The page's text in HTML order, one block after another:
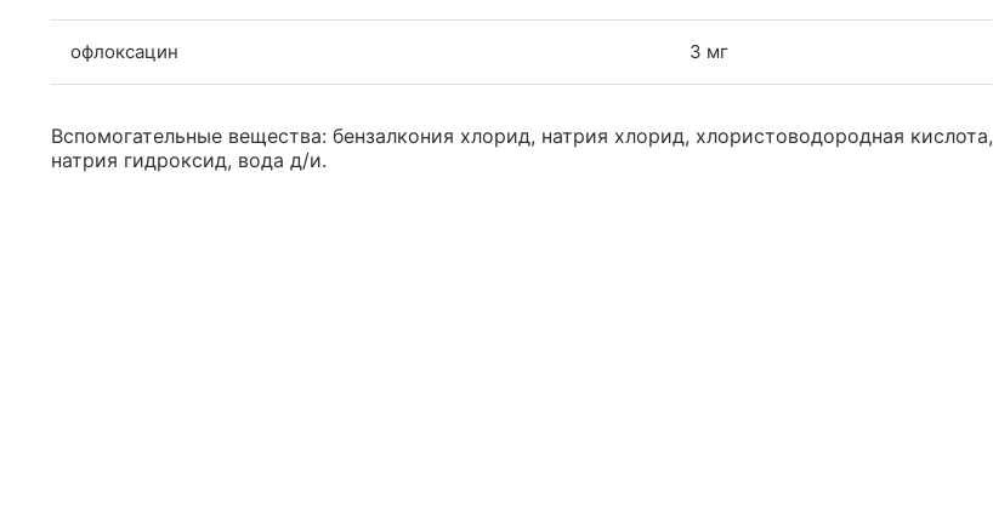
офлоксацин 3 мг
Вспомогательные вещества: бензалкония хлорид, натрия хлорид, хлористоводородная кислота,
натрия гидроксид, вода д/и.